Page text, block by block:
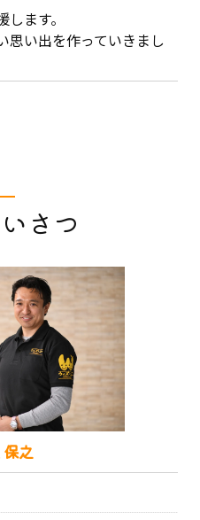
ます。
思い出を作っていきまし
さつ
之